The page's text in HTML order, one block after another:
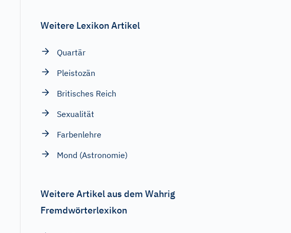
Weitere Lexikon Artikel
Quartär
Pleistozän
Britisches Reich
Sexualität
Farbenlehre
Mond (Astronomie)
Weitere Artikel aus dem Wahrig
Fremdwörterlexikon